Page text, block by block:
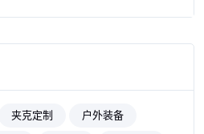
夹克定制
户外装备